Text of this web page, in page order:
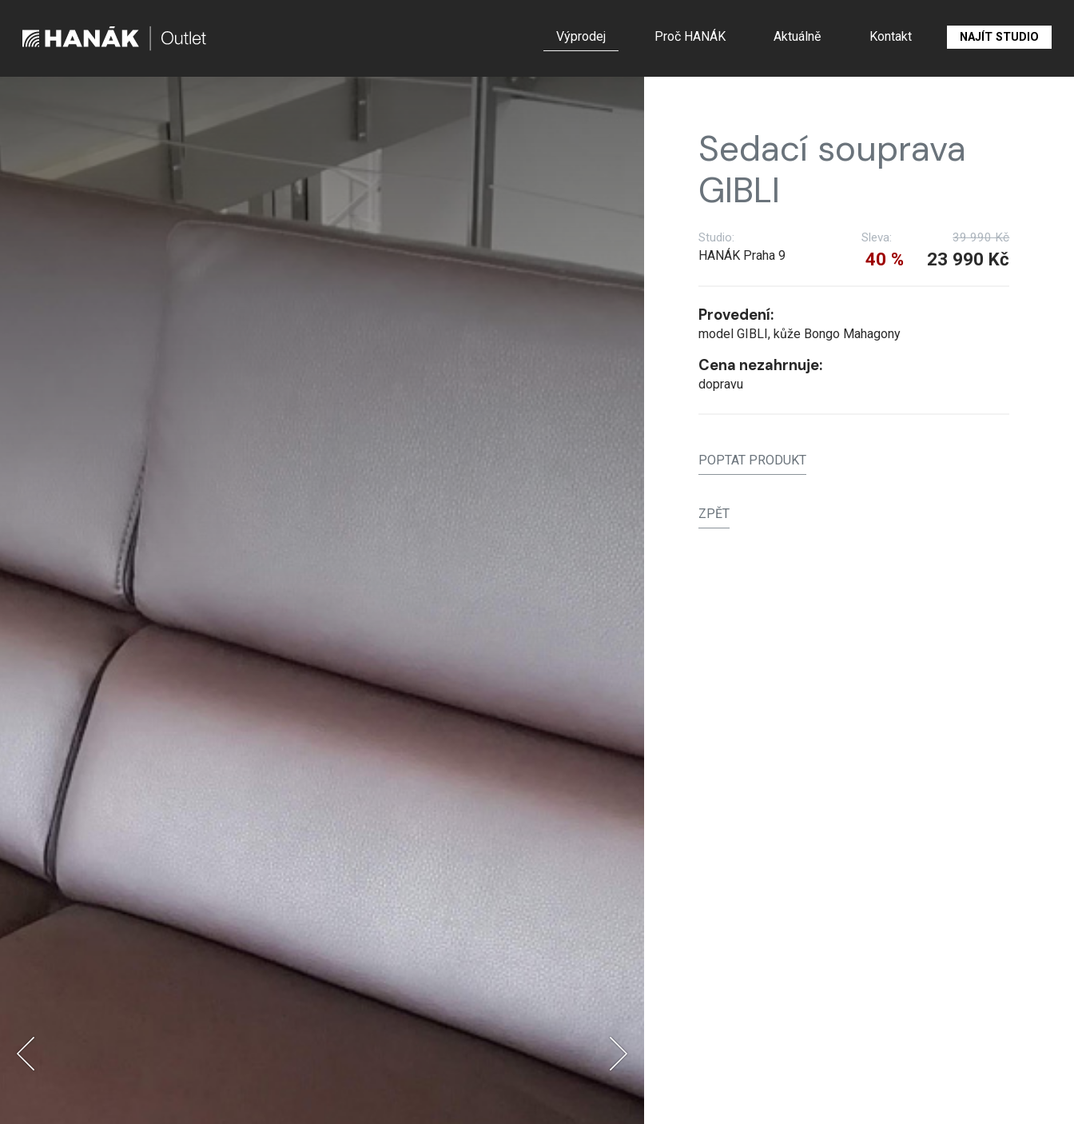
Výprodej Proč HANÁK Aktuálně Kontakt NAJÍT STUDIO
Sedací souprava
GIBLI
Studio:
HANÁK Praha 9
Sleva:
40 %
39 990 Kč
23 990 Kč
Provedení:
model GIBLI, kůže Bongo Mahagony
Cena nezahrnuje:
dopravu
POPTAT PRODUKT
ZPĚT